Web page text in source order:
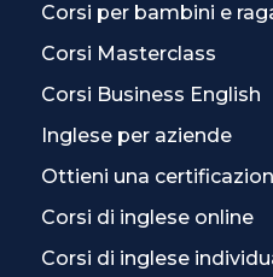
Corsi per bambini e
Corsi Masterclass
Corsi Business English
Inglese per aziende
Ottieni una
Corsi di inglese online
Corsi di inglese